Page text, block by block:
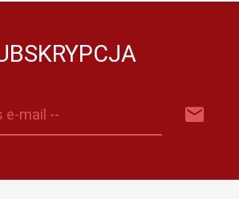
e-mail --